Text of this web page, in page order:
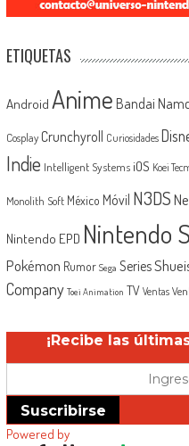
ETIQUETAS
Android Anime Bandai
Cosplay Crunchyroll Curiosidades
Indie Intelligent Systems iOS Koei
Monolith Soft México Móvil N3DS
Nintendo EPD Nintendo
Pokémon Rumor Sega Series
Company Toei Animation TV Ventas
¡Recibe las
Suscribirse
Powered by